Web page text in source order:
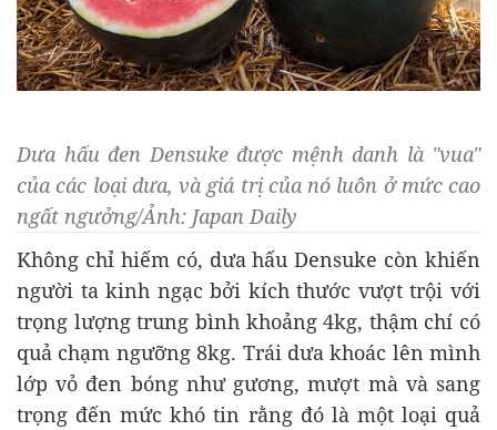
Dưa hấu đen Densuke được mệnh danh là "vua"
của các loại dưa, và giá trị của nó luôn ở mức cao
ngất ngưởng/Ảnh: Japan Daily
Không chỉ hiếm có, dưa hấu Densuke còn khiến
người ta kinh ngạc bởi kích thước vượt trội với
trọng lượng trung bình khoảng 4kg, thậm chí có
quả chạm ngưỡng 8kg. Trái dưa khoác lên mình
lớp vỏ đen bóng như gương, mượt mà và sang
trọng đến mức khó tin rằng đó là một loại quả